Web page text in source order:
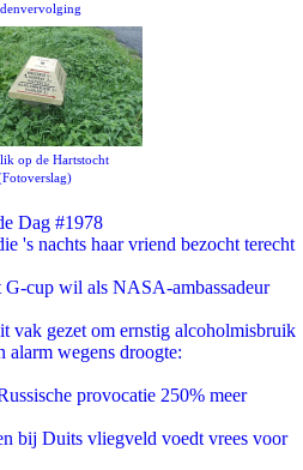
op de Hartstocht
Dag #1978
's nachts haar vriend bezocht terecht
G-cup wil als NASA-ambassadeur
vak gezet om ernstig alcoholmisbruik
alarm wegens droogte:
provocatie 250% meer
bij Duits vliegveld voedt vrees voor